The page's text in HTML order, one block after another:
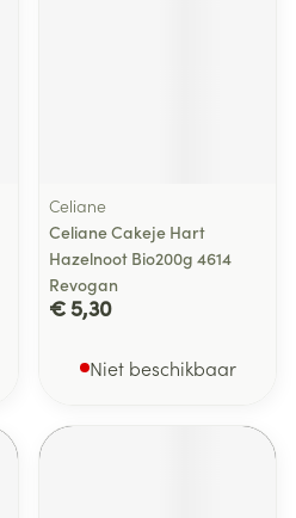
Celiane
Celiane Cakeje Hart
Hazelnoot Bio200g 4614
Revogan
€ 5,30
Niet beschikbaar